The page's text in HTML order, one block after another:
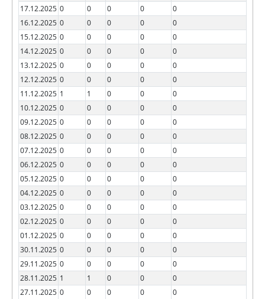
17.12.2025 0 0 0 0
0
16.12.2025 0 0 0 0
0
15.12.2025 0 0 0 0
0
14.12.2025 0 0 0 0
0
13.12.2025 0 0 0 0
0
12.12.2025 0 0 0 0
0
11.12.2025 1 1 0 0
0
10.12.2025 0 0 0 0
0
09.12.2025 0 0 0 0
0
08.12.2025 0 0 0 0
0
07.12.2025 0 0 0 0
0
06.12.2025 0 0 0 0
0
05.12.2025 0 0 0 0
0
04.12.2025 0 0 0 0
0
03.12.2025 0 0 0 0
0
02.12.2025 0 0 0 0
0
01.12.2025 0 0 0 0
0
30.11.2025 0 0 0 0
0
29.11.2025 0 0 0 0
0
28.11.2025 1 1 0 0
0
27.11.2025 0 0 0 0 0